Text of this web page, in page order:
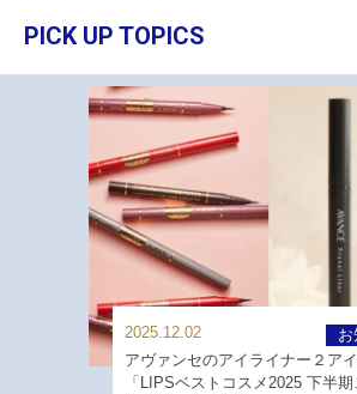
PICK UP TOPICS
2025.12.02
アヴァンセのアイライナー２ア
「LIPSベストコスメ2025 下半